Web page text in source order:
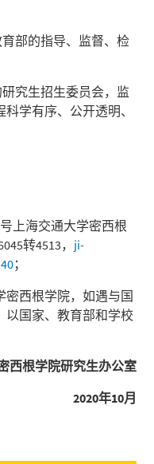
部的指导、监督、检
究生招生委员会，监
学有序、公开透明、
上海交通大学密西根
转4513， ji-
；
密西根学院，如遇与国
以国家、教育部和学校
西根学院研究生办公室
2020年10月